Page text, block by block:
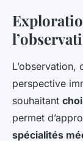
L’observation,
perspective
souhaitant
permet
spécialités